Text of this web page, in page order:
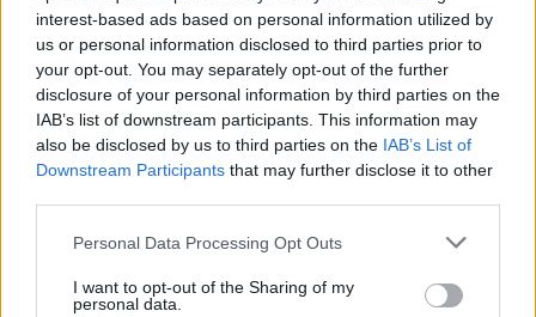
interest-based ads based on personal information utilized by
us or personal information disclosed to third parties prior to
your opt-out. You may separately opt-out of the further
disclosure of your personal information by third parties on the
IAB’s list of downstream participants. This information may
also be disclosed by us to third parties on the IAB’s List of
Downstream Participants that may further disclose it to other
Personal Data Processing Opt Outs
I want to opt-out of the Sharing of my
personal data.